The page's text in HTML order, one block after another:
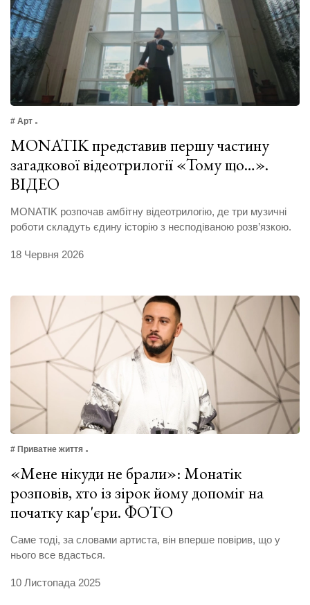
# Арт
MONATIK представив першу частину
загадкової відеотрилогії «Тому що…».
ВІДЕО
MONATIK розпочав амбітну відеотрилогію, де три музичні
роботи складуть єдину історію з несподіваною розв’язкою.
18 Червня 2026
# Приватне життя
«Мене нікуди не брали»: Монатік
розповів, хто із зірок йому допоміг на
початку кар'єри. ФОТО
Саме тоді, за словами артиста, він вперше повірив, що у
нього все вдасться.
10 Листопада 2025